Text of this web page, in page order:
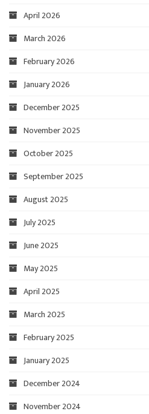
April 2026
March 2026
February 2026
January 2026
December 2025
November 2025
October 2025
September 2025
August 2025
July 2025
June 2025
May 2025
April 2025
March 2025
February 2025
January 2025
December 2024
November 2024